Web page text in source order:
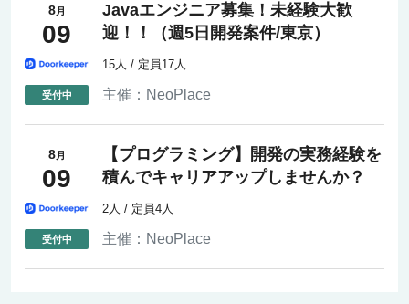
8月
09
Javaエンジニア募集！未経験大歓
迎！！（週5日開発案件/東京）
主催： NeoPlace
15人 / 定員17人
8月
09
【プログラミング】開発の実務経験を
積んでキャリアアップしませんか？
主催： NeoPlace
2人 / 定員4人